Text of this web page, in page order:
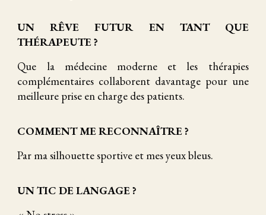
UN RÊVE FUTUR EN TANT QUE
THÉRAPEUTE ?
Que la médecine moderne et les thérapies
complémentaires collaborent davantage pour une
meilleure prise en charge des patients.
COMMENT ME RECONNAÎTRE ?
Par ma silhouette sportive et mes yeux bleus.
UN TIC DE LANGAGE ?